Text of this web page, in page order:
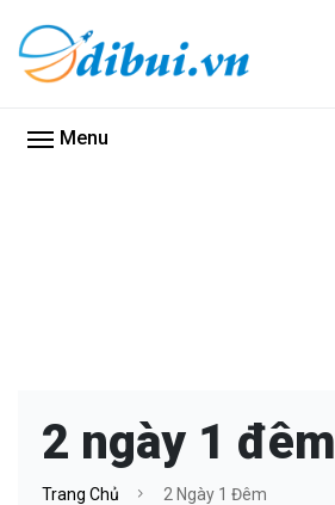
Menu
2 ngày 1 đêm
Trang Chủ 2 Ngày 1 Đêm